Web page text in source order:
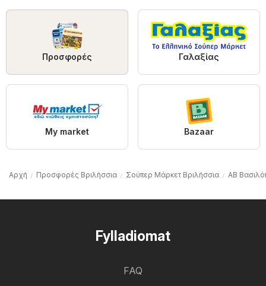
Προσφορές Γαλαξίας
My market Bazaar
Αρχή Προσφορές Βριλήσσια Σούπερ Μάρκετ Βριλήσσια ΑΒ
Fylladiomat
FAQ